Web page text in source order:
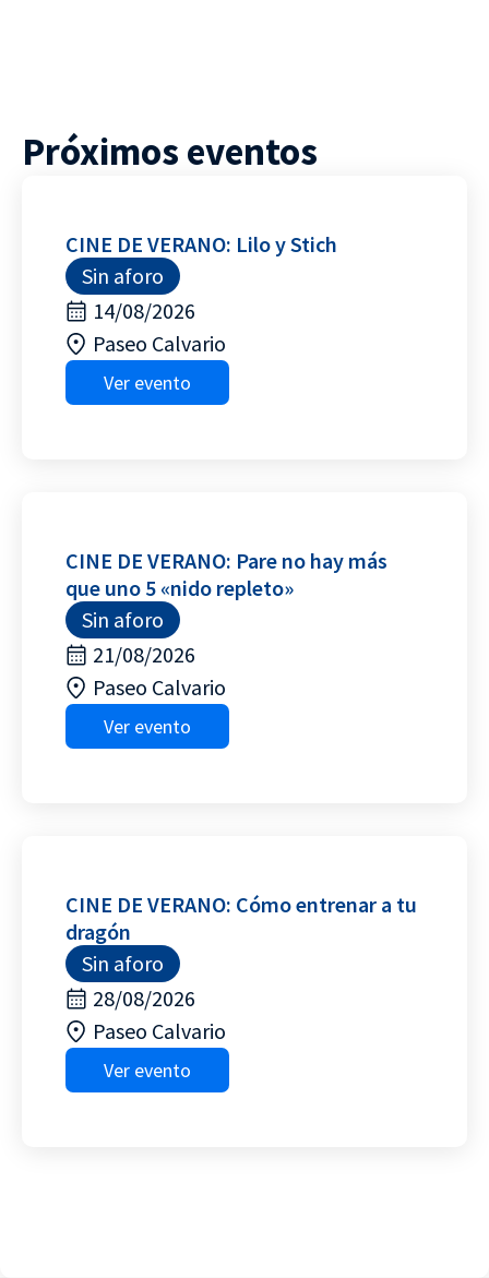
Próximos eventos
CINE DE VERANO: Lilo y Stich
Sin aforo
14/08/2026
Paseo Calvario
Ver evento
CINE DE VERANO: Pare no hay más
que uno 5 «nido repleto»
Sin aforo
21/08/2026
Paseo Calvario
Ver evento
CINE DE VERANO: Cómo entrenar a tu
dragón
Sin aforo
28/08/2026
Paseo Calvario
Ver evento